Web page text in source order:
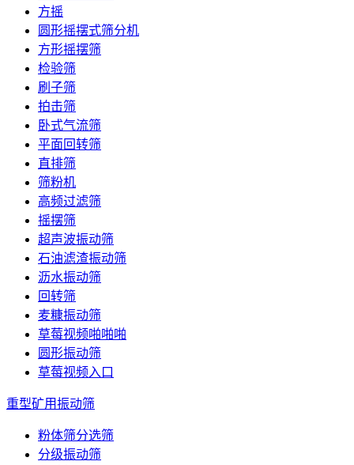
方摇
圆形摇摆式筛分机
方形摇摆筛
检验筛
刷子筛
拍击筛
卧式气流筛
平面回转筛
直排筛
筛粉机
高频过滤筛
摇摆筛
超声波振动筛
石油滤渣振动筛
沥水振动筛
回转筛
麦糠振动筛
草莓视频啪啪啪
圆形振动筛
草莓视频入口
重型矿用振动筛
粉体筛分选筛
分级振动筛